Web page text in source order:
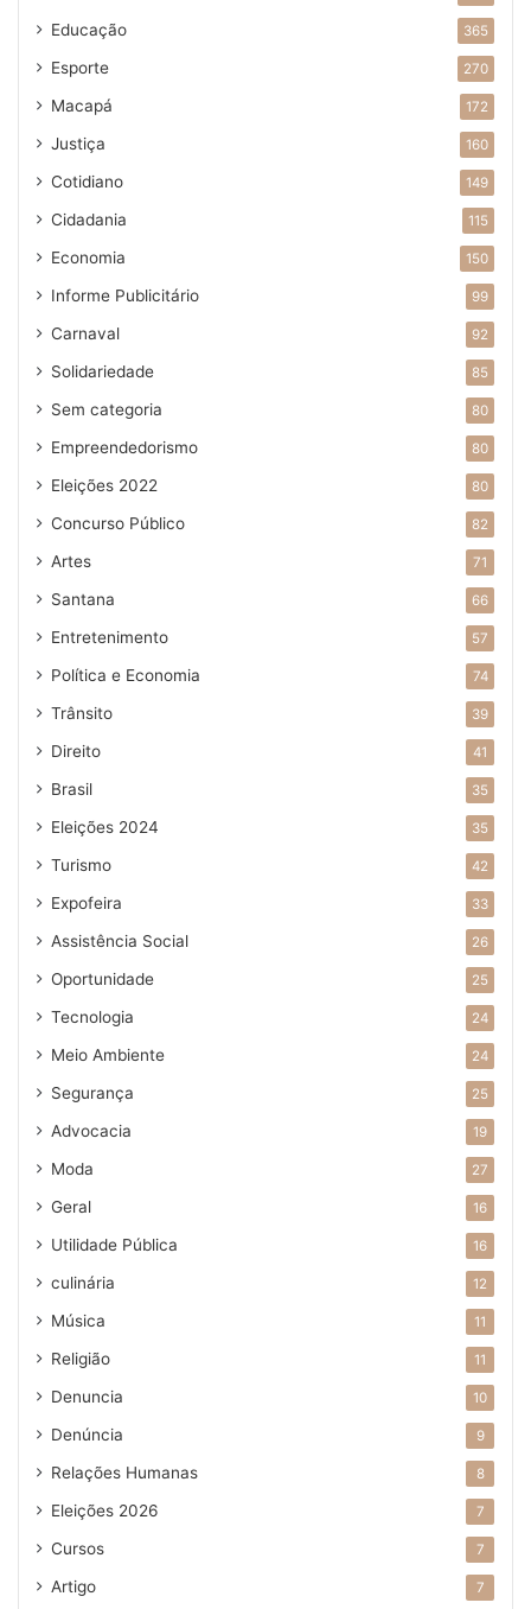
Educação 365
Esporte 270
Macapá 172
Justiça 160
Cotidiano 149
Cidadania 115
Economia 150
Informe Publicitário 99
Carnaval 92
Solidariedade 85
Sem categoria 80
Empreendedorismo 80
Eleições 2022 80
Concurso Público 82
Artes 71
Santana 66
Entretenimento 57
Política e Economia 74
Trânsito 39
Direito 41
Brasil 35
Eleições 2024 35
Turismo 42
Expofeira 33
Assistência Social 26
Oportunidade 25
Tecnologia 24
Meio Ambiente 24
Segurança 25
Advocacia 19
Moda 27
Geral 16
Utilidade Pública 16
culinária 12
Música 11
Religião 11
Denuncia 10
Denúncia 9
Relações Humanas 8
Eleições 2026 7
Cursos 7
Artigo 7